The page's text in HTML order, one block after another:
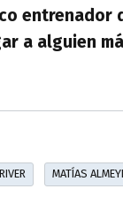
entrenador
a alguien
RIVER MATÍAS